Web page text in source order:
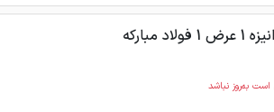
مبارکه
به‌روز نباشد